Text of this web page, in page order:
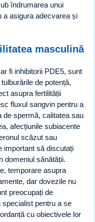
îndrumarea unui
a asigura adecvarea și
masculină
fi inhibitorii PDE5, sunt
de potență,
asupra fertilității
fluxul sangvin pentru a
de spermă, calitatea sau
afecțiunile subiacente
scăzut sau
important să discutați
domeniul sănătății.
temporare asupra
dar dovezile nu
preocupați de
specialist pentru a se
cu obiectivele lor